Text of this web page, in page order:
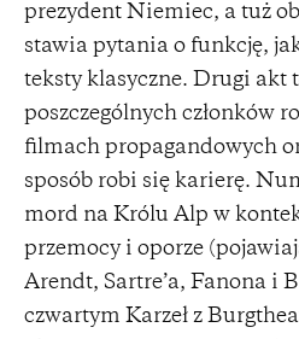
prezydent Niemiec, a tuż
stawia pytania o funkcję,
teksty klasyczne. Drugi akt
poszczególnych członków
filmach propagandowych
sposób robi się karierę.
mord na Królu Alp w
przemocy i oporze
Arendt, Sartre’a, Fanona i
czwartym Karzeł z